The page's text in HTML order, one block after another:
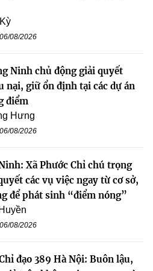
08/2026
Ninh chủ động giải quyết
nại, giữ ổn định tại các dự án
điểm
Hưng
08/2026
Xã Phước Chỉ chú trọng
các vụ việc ngay từ cơ sở,
để phát sinh “điểm nóng”
08/2026
đạo 389 Hà Nội: Buôn lậu,